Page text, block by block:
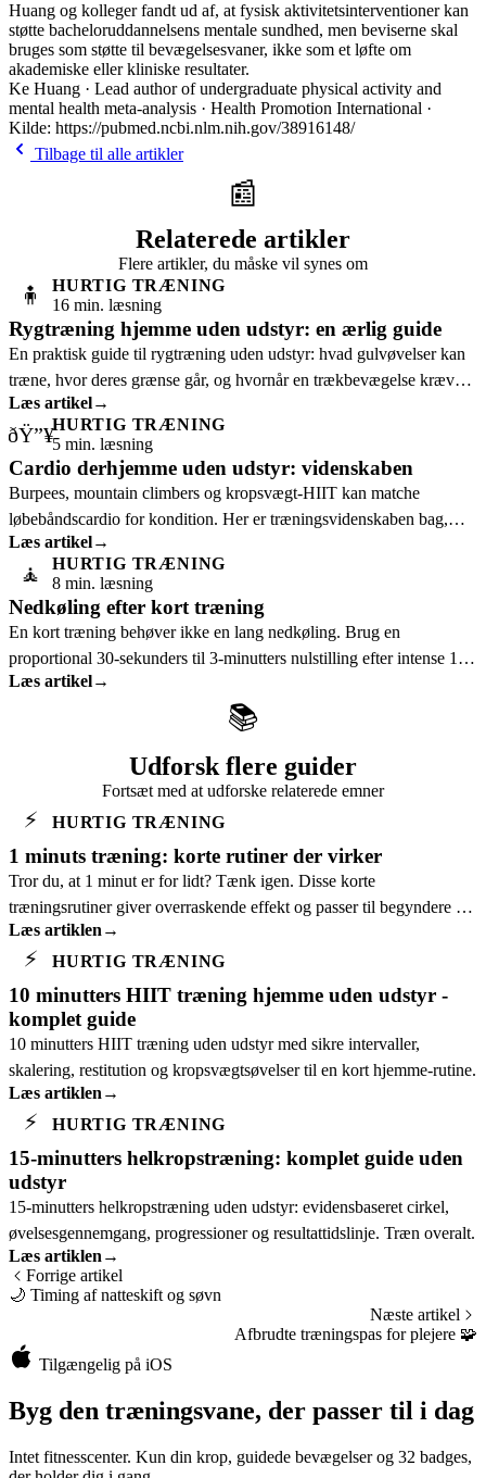
Huang og kolleger fandt ud af, at fysisk aktivitetsinterventioner kan
støtte bacheloruddannelsens mentale sundhed, men beviserne skal
bruges som støtte til bevægelsesvaner, ikke som et løfte om
akademiske eller kliniske resultater.
Ke Huang · Lead author of undergraduate physical activity and
mental health meta-analysis · Health Promotion International ·
Kilde: https://pubmed.ncbi.nlm.nih.gov/38916148/
Tilbage til alle artikler
📰
Relaterede artikler
Flere artikler, du måske vil synes om
🧍
HURTIG TRÆNING
16 min. læsning
Rygtræning hjemme uden udstyr: en ærlig guide
En praktisk guide til rygtræning uden udstyr: hvad gulvøvelser kan
træne, hvor deres grænse går, og hvornår en trækbevægelse kræver
mere modstand.
Læs artikel→
ðŸ”¥HURTIG TRÆNING
5 min. læsning
Cardio derhjemme uden udstyr: videnskaben
Burpees, mountain climbers og kropsvægt-HIIT kan matche
løbebåndscardio for kondition. Her er træningsvidenskaben bag,
kort forklaret.
Læs artikel→
🧘
HURTIG TRÆNING
8 min. læsning
Nedkøling efter kort træning
En kort træning behøver ikke en lang nedkøling. Brug en
proportional 30-sekunders til 3-minutters nulstilling efter intense 1-
10 minutters sessioner.
Læs artikel→
📚
Udforsk flere guider
Fortsæt med at udforske relaterede emner
⚡ HURTIG TRÆNING
1 minuts træning: korte rutiner der virker
Tror du, at 1 minut er for lidt? Tænk igen. Disse korte
træningsrutiner giver overraskende effekt og passer til begyndere og
travle dage.
Læs artiklen→
⚡ HURTIG TRÆNING
10 minutters HIIT træning hjemme uden udstyr -
komplet guide
10 minutters HIIT træning uden udstyr med sikre intervaller,
skalering, restitution og kropsvægtsøvelser til en kort hjemme-rutine.
Læs artiklen→
⚡ HURTIG TRÆNING
15-minutters helkropstræning: komplet guide uden
udstyr
15-minutters helkropstræning uden udstyr: evidensbaseret cirkel,
øvelsesgennemgang, progressioner og resultattidslinje. Træn overalt.
Læs artiklen→
Forrige artikel
🌙 Timing af natteskift og søvn
Næste artikel
Afbrudte træningspas for plejere 🧩
Tilgængelig på iOS
Byg den træningsvane, der passer til i dag
Intet fitnesscenter. Kun din krop, guidede bevægelser og 32 badges,